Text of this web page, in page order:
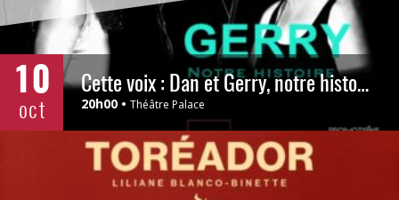
10
oct
Cette voix : Dan et Gerry, notre histoire
20h00 Théâtre Palace